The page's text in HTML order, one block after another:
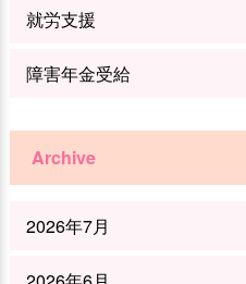
就労支援
障害年金受給
Archive
2026年7月